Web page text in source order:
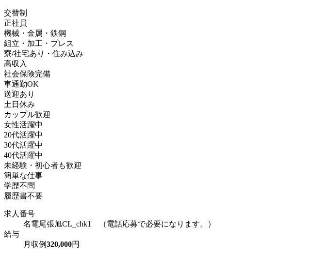
交替制
正社員
機械・金属・鉄鋼
組立・加工・プレス
寮/社宅あり・住み込み
高収入
社会保険完備
車通勤OK
送迎あり
土日休み
カップル歓迎
女性活躍中
20代活躍中
30代活躍中
40代活躍中
未経験・初心者も歓迎
簡単な仕事
学歴不問
履歴書不要
求人番号
名電尾張旭CL_chk1 （電話応募で必要になります。）
給与
月収例320,000円